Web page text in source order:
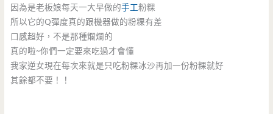
因為是老板娘每天一大早做的手工粉粿
所以它的Q彈度真的跟機器做的粉粿有差
口感超好，不是那種爛爛的
真的啦~你們一定要來吃過才會懂
我家逆女現在每次來就是只吃粉粿冰沙再加一份粉粿就好
其餘都不要！！